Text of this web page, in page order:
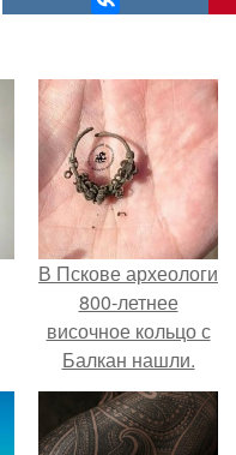
В Пскове археологи
800-летнее
височное кольцо с
Балкан нашли.